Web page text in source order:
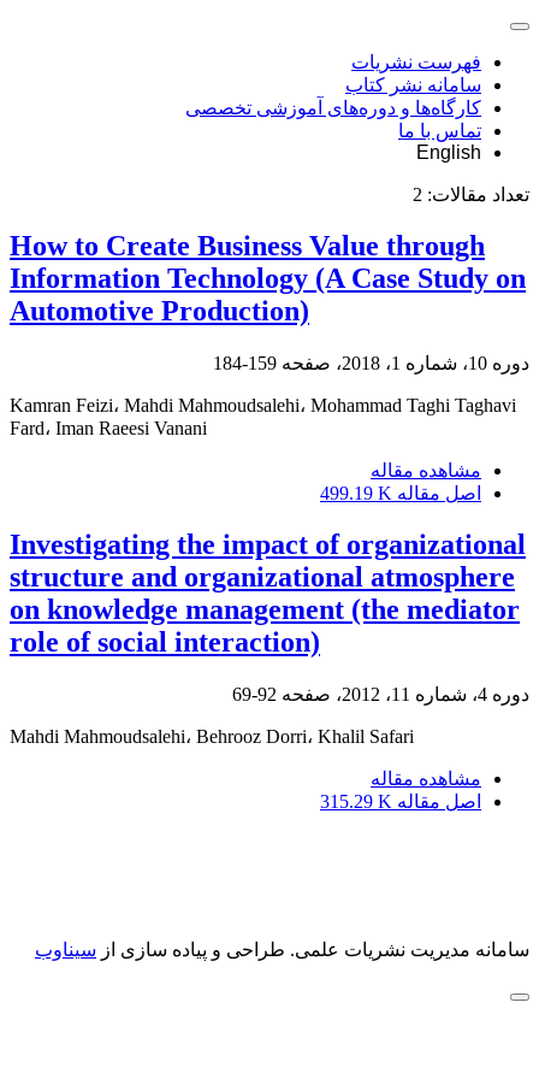
فهرست نشریات
سامانه نشر کتاب
کارگاه‌ها و دوره‌های آموزشی تخصصی
تماس با ما
English
تعداد مقالات: 2
How to Create Business Value through
Information Technology (A Case Study on
Automotive Production)
دوره 10، شماره 1، 2018، صفحه 159-184
Kamran Feizi، Mahdi Mahmoudsalehi، Mohammad Taghi Taghavi
Fard، Iman Raeesi Vanani
مشاهده مقاله
اصل مقاله 499.19 K
Investigating the impact of organizational
structure and organizational atmosphere
on knowledge management (the mediator
role of social interaction)
دوره 4، شماره 11، 2012، صفحه 92-69
Mahdi Mahmoudsalehi، Behrooz Dorri، Khalil Safari
مشاهده مقاله
اصل مقاله 315.29 K
سامانه مدیریت نشریات علمی. طراحی و پیاده سازی از سیناوب